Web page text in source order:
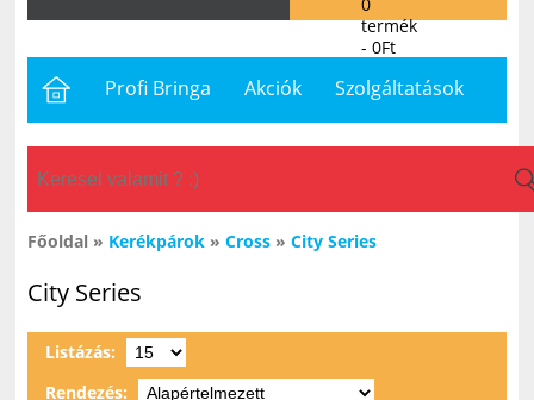
termék
- 0Ft
Profi Bringa Akciók Szolgáltatások
Letöltések Hasznos Hírek
Főoldal » Kerékpárok »Cross »City Series
City Series
Listázás:
Rendezés: